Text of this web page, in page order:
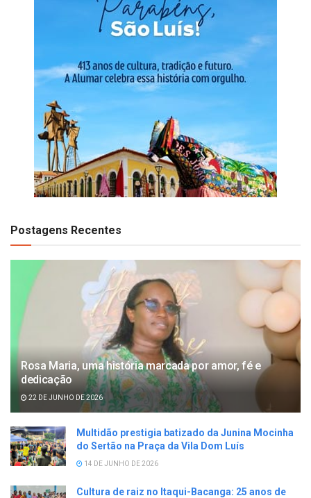
Postagens Recentes
Rosa Maria, uma história marcada por amor, fé e
dedicação
22 DE JUNHO DE 2026
Multidão prestigia batizado da Junina Mocinha
do Sertão na Praça da Vila Dom Luís
14 DE JUNHO DE 2026
Cultura de raiz no Itaqui-Bacanga: 25 anos de